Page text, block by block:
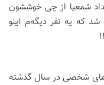
شمعیا از چی خوششون
که یه نفر دیگه‌م اینو
شخصی در سال گذشته